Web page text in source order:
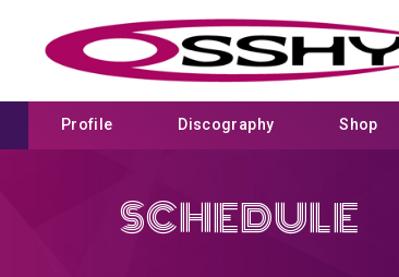
Profile Discography Shop
SCHEDULE